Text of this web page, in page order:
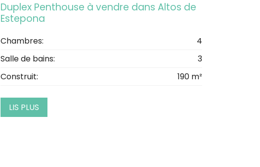
Duplex Penthouse à vendre dans Altos de
Estepona
Chambres:
4
Salle de bains:
3
Construit:
190 m²
LIS PLUS